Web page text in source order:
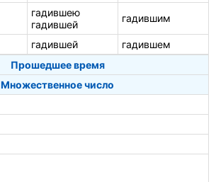
гадившею
гадившей
гадившим
гадившей
гадившем
Прошедшее время
Множественное число